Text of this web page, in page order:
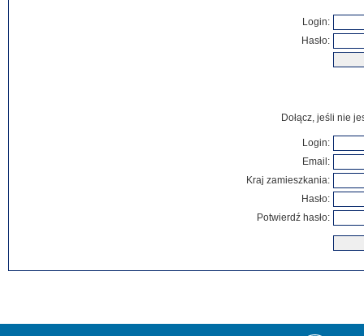
Login:
Hasło:
Dołącz, jeśli nie
Login:
Email:
Kraj zamieszkania:
Hasło:
Potwierdź hasło: